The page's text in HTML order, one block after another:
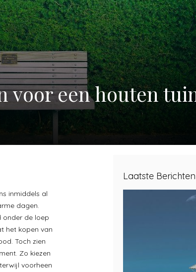
voor een houten
inmiddels al
dagen.
onder de loep
het kopen van
Toch zien
Zo kiezen
voorheen
Laatste Berichten